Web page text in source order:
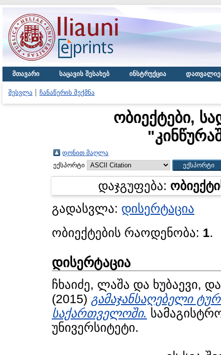
მთავარი საცავის შესახებ ინსტრუქცია
შესვლა ჩანაწერის შექმნა
ობიექტები,
"
დონით მაღლა
ექსპორტი
დაჯგუფება:
გადასვლა: დისერტაცია
ობიექტების რაოდენობა: 1.
დისერტაცია
ჩხაიძე, ლაშა და ხუბაევი,
(2015) გამაჯანსაღებელი
საქართველოში.
უნივერსიტეტი.